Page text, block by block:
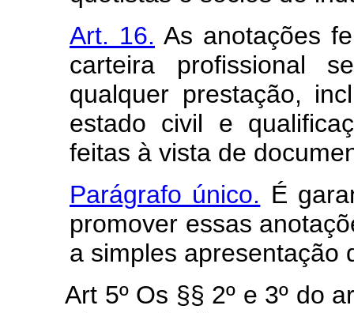
Art. 16. As anotações
carteira profissional
qualquer prestação,
estado civil e
feitas à vista de
Parágrafo único. É
promover essas
a simples apresentação
Art 5º Os §§ 2º e 3º do